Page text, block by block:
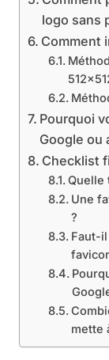
logo sans
Comment
Pourquoi
Google ou
Checklist
Quelle
Une
?
Faut-il
mette